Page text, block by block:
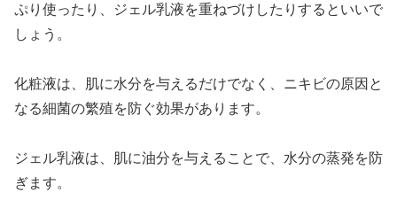
ぷり使ったり、ジェル乳液を重ねづけしたりするといいで
しょう。
化粧液は、肌に水分を与えるだけでなく、ニキビの原因と
なる細菌の繁殖を防ぐ効果があります。
ジェル乳液は、肌に油分を与えることで、水分の蒸発を防
ぎます。